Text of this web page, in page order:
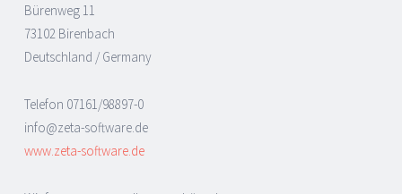
Bürenweg 11
73102 Birenbach
Deutschland / Germany
Telefon 07161/98897-0
info@zeta-software.de
www.zeta-software.de